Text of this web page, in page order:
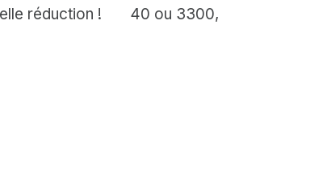
réduction ! 40 ou 3300,